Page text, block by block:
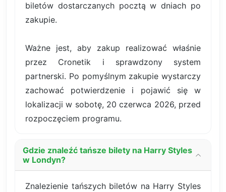
biletów dostarczanych pocztą w dniach po
zakupie.
Ważne jest, aby zakup realizować właśnie
przez Cronetik i sprawdzony system
partnerski. Po pomyślnym zakupie wystarczy
zachować potwierdzenie i pojawić się w
lokalizacji w sobotę, 20 czerwca 2026, przed
rozpoczęciem programu.
Gdzie znaleźć tańsze bilety na Harry Styles
w Londyn?
Znalezienie tańszych biletów na Harry Styles